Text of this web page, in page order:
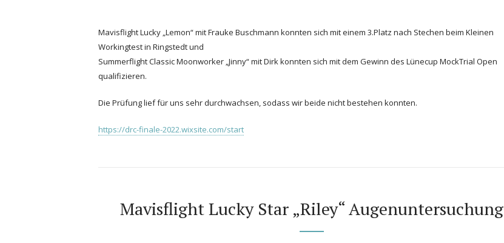
Mavisflight Lucky „Lemon“ mit Frauke Buschmann konnten sich mit einem 3.Platz nach Stechen beim Kleinen
Workingtest in Ringstedt und
Summerflight Classic Moonworker „Jinny“ mit Dirk konnten sich mit dem Gewinn des Lünecup MockTrial Open
qualifizieren.
Die Prüfung lief für uns sehr durchwachsen, sodass wir beide nicht bestehen konnten.
https://drc-finale-2022.wixsite.com/start
Mavisflight Lucky Star „Riley“ Augenuntersuchung